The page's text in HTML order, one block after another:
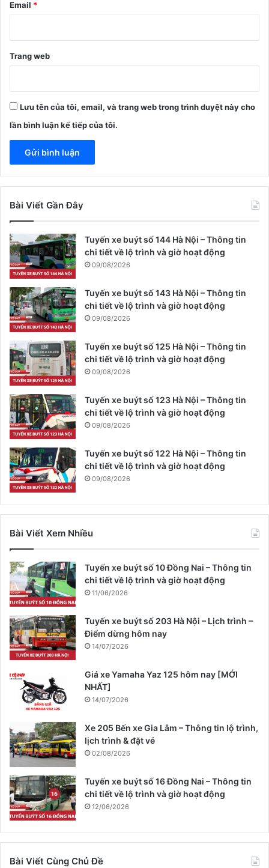
Email *
Trang web
Lưu tên của tôi, email, và trang web trong trình duyệt này cho
lần bình luận kế tiếp của tôi.
Bài Viết Gần Đây
Tuyến xe buýt số 144 Hà Nội – Thông tin
chi tiết về lộ trình và giờ hoạt động
09/08/2026
Tuyến xe buýt số 143 Hà Nội – Thông tin
chi tiết về lộ trình và giờ hoạt động
09/08/2026
Tuyến xe buýt số 125 Hà Nội – Thông tin
chi tiết về lộ trình và giờ hoạt động
09/08/2026
Tuyến xe buýt số 123 Hà Nội – Thông tin
chi tiết về lộ trình và giờ hoạt động
09/08/2026
Tuyến xe buýt số 122 Hà Nội – Thông tin
chi tiết về lộ trình và giờ hoạt động
09/08/2026
Bài Viết Xem Nhiều
Tuyến xe buýt số 10 Đồng Nai – Thông tin
chi tiết về lộ trình và giờ hoạt động
11/06/2026
Tuyến xe buýt số 203 Hà Nội – Lịch trình –
Điểm dừng hôm nay
14/07/2026
Giá xe Yamaha Yaz 125 hôm nay [MỚI
NHẤT]
14/07/2026
Xe 205 Bến xe Gia Lâm – Thông tin lộ trình,
lịch trình & đặt vé
02/08/2026
Tuyến xe buýt số 16 Đồng Nai – Thông tin
chi tiết về lộ trình và giờ hoạt động
12/06/2026
Bài Viết Cùng Chủ Đề